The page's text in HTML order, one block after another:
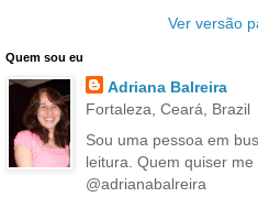
Ver versão
Quem sou eu
Adriana Balreira
Fortaleza, Ceará, Brazil
Sou uma pessoa em
leitura. Quem quiser
@adrianabalreira